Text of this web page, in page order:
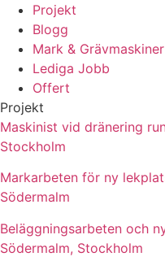
Projekt
Blogg
Mark & Grävmaskiner
Lediga Jobb
Offert
Projekt
Maskinist vid dränering
Stockholm
Markarbeten för ny
Södermalm
Beläggningsarbeten och
Södermalm, Stockholm